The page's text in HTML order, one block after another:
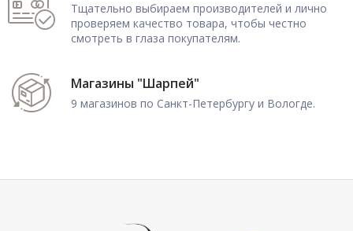
Тщательно выбираем производителей и лично
проверяем качество товара, чтобы честно
смотреть в глаза покупателям.
Магазины "Шарпей"
9 магазинов по Санкт-Петербургу и Вологде.